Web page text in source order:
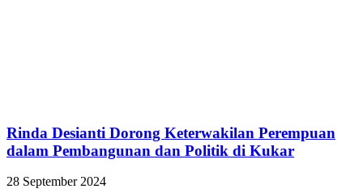
Rinda Desianti Dorong Keterwakilan Perempuan
dalam Pembangunan dan Politik di Kukar
28 September 2024